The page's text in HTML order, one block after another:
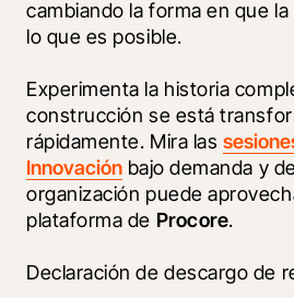
cambiando la forma en que
lo que es posible.
Experimenta la historia
construcción se está
rápidamente. Mira las
Innovación bajo demanda y
organización puede
plataforma de Procore.
Declaración de descargo de